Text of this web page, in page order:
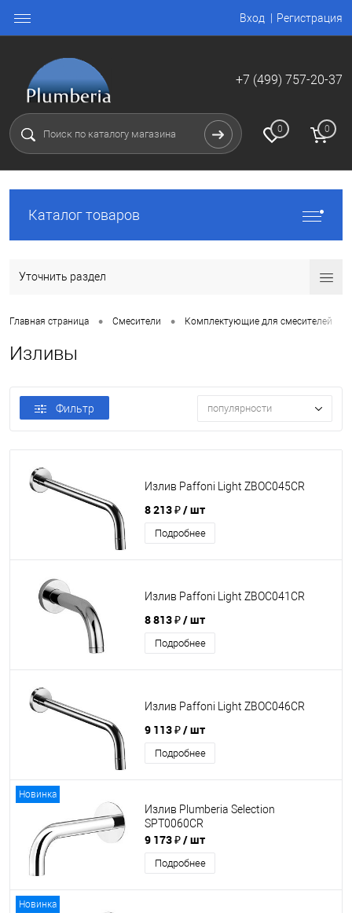
Вход Регистрация
+7 (499) 757-20-37
0 0
Каталог товаров
Уточнить раздел
Главная страница • Смесители • Комплектующие для смесителей
Изливы
Фильтр популярности
Излив Paffoni Light ZBOC045CR
8 213 ₽/ шт
Подробнее
Излив Paffoni Light ZBOC041CR
8 813 ₽/ шт
Подробнее
Излив Paffoni Light ZBOC046CR
9 113 ₽/ шт
Подробнее
Новинка
Излив Plumberia Selection
SPT0060CR
9 173 ₽/ шт
Подробнее
Новинка